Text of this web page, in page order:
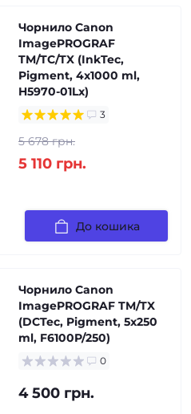
Чорнило Canon
ImagePROGRAF
TM/TC/TX (InkTec,
Pigment, 4x1000 ml,
H5970-01Lx)
3
5 678 грн.
5 110 грн.
До кошика
Чорнило Canon
ImagePROGRAF TM/TX
(DCTec, Pigment, 5x250
ml, F6100P/250)
0
4 500 грн.